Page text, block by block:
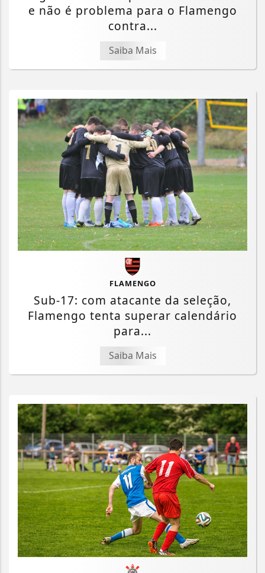
e não é problema para o Flamengo
contra...
Saiba Mais
FLAMENGO
Sub-17: com atacante da seleção,
Flamengo tenta superar calendário
para...
Saiba Mais